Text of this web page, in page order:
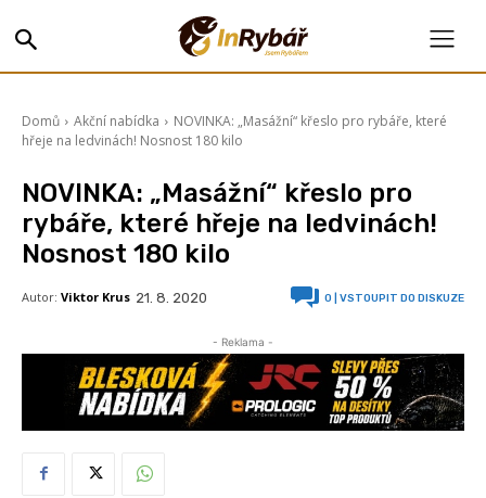
Domů Akční nabídka
NOVINKA: „Masážní“ křeslo pro rybáře, které
hřeje na ledvinách! Nosnost 180 kilo
NOVINKA: „Masážní“ křeslo pro
rybáře, které hřeje na ledvinách!
Nosnost 180 kilo
Autor: Viktor Krus 21. 8. 2020 0 | VSTOUPIT DO DISKUZE
- Reklama -